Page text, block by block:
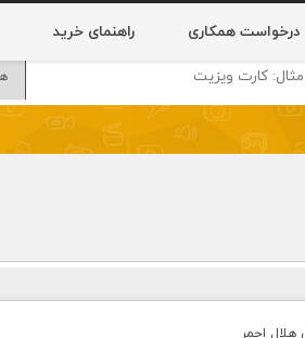
درخواست همکاری راهنمای خرید